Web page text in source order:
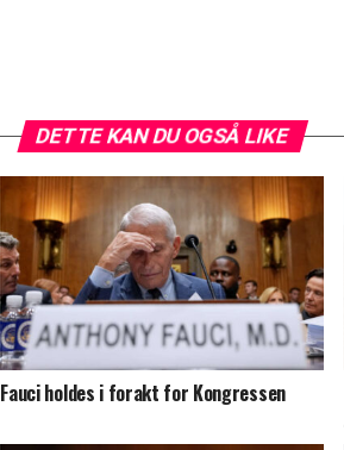
DETTE KAN DU OGSÅ LIKE
Fauci holdes i forakt for Kongressen